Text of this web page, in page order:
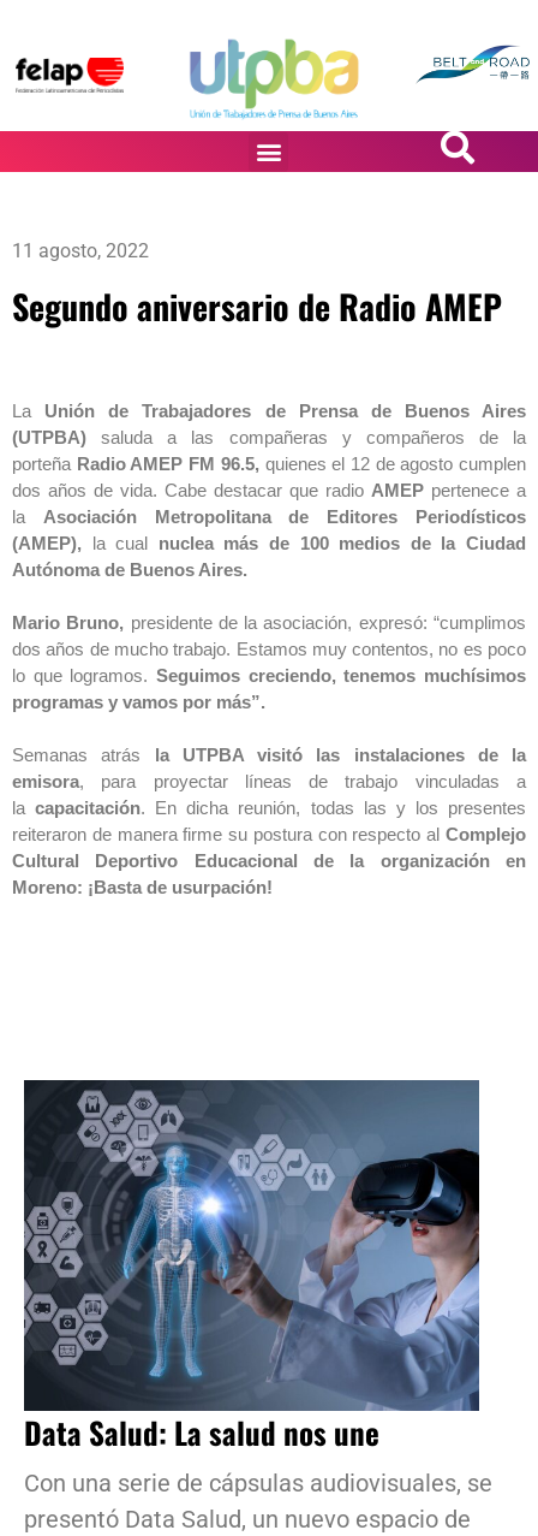
11 agosto, 2022
Segundo aniversario de Radio AMEP
La Unión de Trabajadores de Prensa de Buenos Aires
(UTPBA) saluda a las compañeras y compañeros de la
porteña Radio AMEP FM 96.5, quienes el 12 de agosto cumplen
dos años de vida. Cabe destacar que radio AMEP pertenece a
la Asociación Metropolitana de Editores Periodísticos
(AMEP), la cual nuclea más de 100 medios de la Ciudad
Autónoma de Buenos Aires.
Mario Bruno, presidente de la asociación, expresó: “cumplimos
dos años de mucho trabajo. Estamos muy contentos, no es poco
lo que logramos. Seguimos creciendo, tenemos muchísimos
programas y vamos por más”.
Semanas atrás la UTPBA visitó las instalaciones de la
emisora, para proyectar líneas de trabajo vinculadas a
lacapacitación. En dicha reunión, todas las y los presentes
reiteraron de manera firme su postura con respecto al Complejo
Cultural Deportivo Educacional de la organización en
Moreno: ¡Basta de usurpación!
Data Salud: La salud nos une
Con una serie de cápsulas audiovisuales, se
presentó Data Salud, un nuevo espacio de